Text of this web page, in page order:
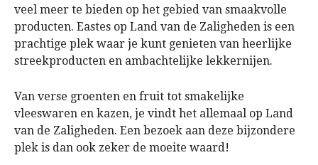
veel meer te bieden op het gebied van smaakvolle
producten. Eastes op Land van de Zaligheden is een
prachtige plek waar je kunt genieten van heerlijke
streekproducten en ambachtelijke lekkernijen.
Van verse groenten en fruit tot smakelijke
vleeswaren en kazen, je vindt het allemaal op Land
van de Zaligheden. Een bezoek aan deze bijzondere
plek is dan ook zeker de moeite waard!